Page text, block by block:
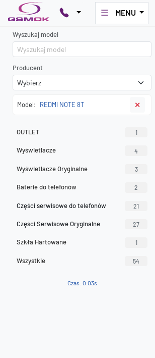
MENU
Wyszukaj model
Producent
Model: REDMI NOTE 8T ✕
OUTLET 1
Wyświetlacze 4
Wyświetlacze Oryginalne 3
Baterie do telefonów 2
Części serwisowe do telefonów 21
Części Serwisowe Oryginalne 27
Szkła Hartowane 1
Wszystkie 54
Czas: 0.03s